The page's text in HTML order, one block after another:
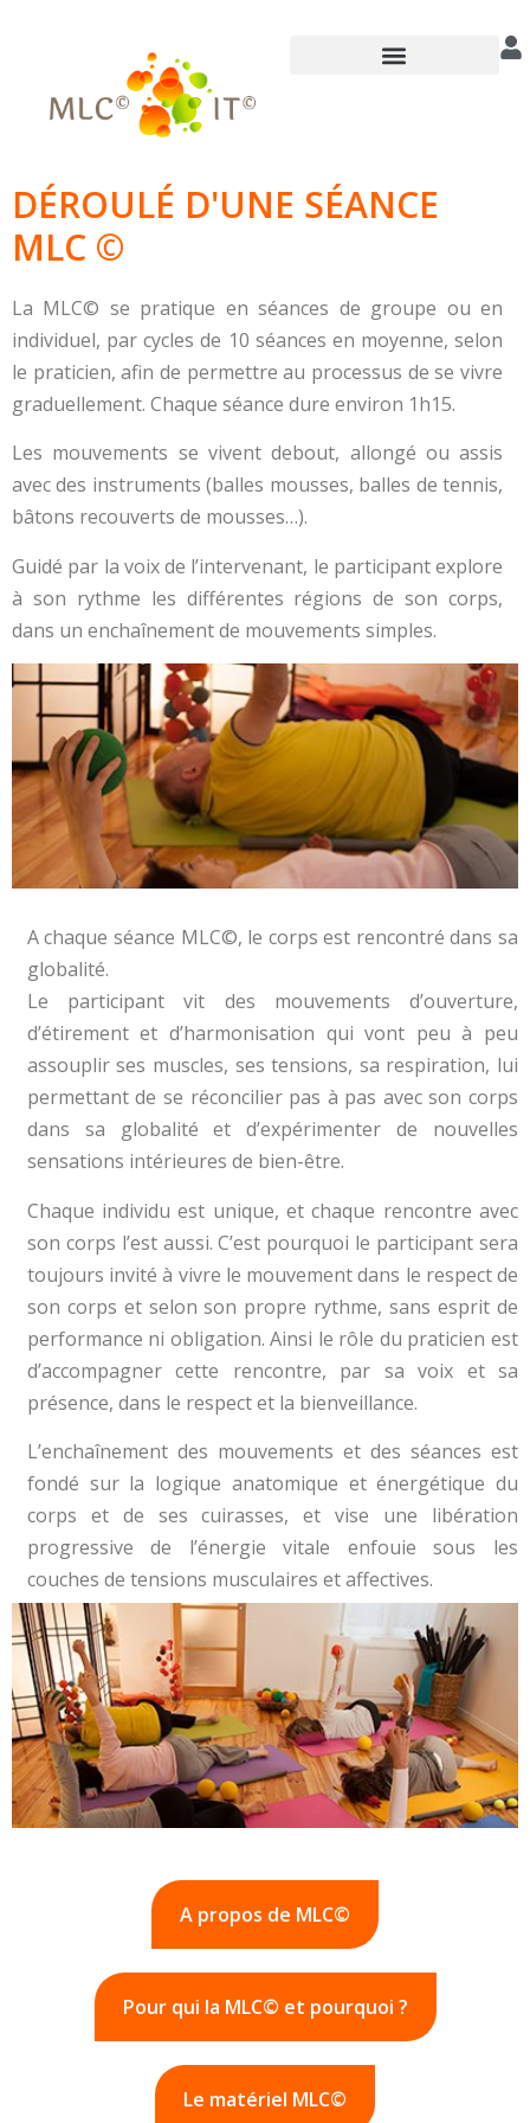
DÉROULÉ D'UNE SÉANCE
MLC ©
La MLC© se pratique en séances de groupe ou en
individuel, par cycles de 10 séances en moyenne, selon
le praticien, afin de permettre au processus de se vivre
graduellement. Chaque séance dure environ 1h15.
Les mouvements se vivent debout, allongé ou assis
avec des instruments (balles mousses, balles de tennis,
bâtons recouverts de mousses…).
Guidé par la voix de l’intervenant, le participant explore
à son rythme les différentes régions de son corps,
dans un enchaînement de mouvements simples.
A chaque séance MLC©, le corps est rencontré dans sa
globalité.
Le participant vit des mouvements d’ouverture,
d’étirement et d’harmonisation qui vont peu à peu
assouplir ses muscles, ses tensions, sa respiration, lui
permettant de se réconcilier pas à pas avec son corps
dans sa globalité et d’expérimenter de nouvelles
sensations intérieures de bien-être.
Chaque individu est unique, et chaque rencontre avec
son corps l’est aussi. C’est pourquoi le participant sera
toujours invité à vivre le mouvement dans le respect de
son corps et selon son propre rythme, sans esprit de
performance ni obligation. Ainsi le rôle du praticien est
d’accompagner cette rencontre, par sa voix et sa
présence, dans le respect et la bienveillance.
L’enchaînement des mouvements et des séances est
fondé sur la logique anatomique et énergétique du
corps et de ses cuirasses, et vise une libération
progressive de l’énergie vitale enfouie sous les
couches de tensions musculaires et affectives.
A propos de MLC©
Pour qui la MLC© et pourquoi ?
Le matériel MLC©